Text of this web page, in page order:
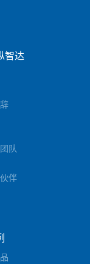
智达
队
伴